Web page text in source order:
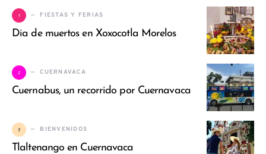
1 FIESTAS Y FERIAS
Dia de muertos en Xoxocotla Morelos
2 CUERNAVACA
Cuernabus, un recorrido por Cuernavaca
3 BIENVENIDOS
Tlaltenango en Cuernavaca